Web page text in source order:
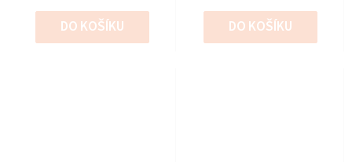
DO KOŠÍKU DO KOŠÍKU